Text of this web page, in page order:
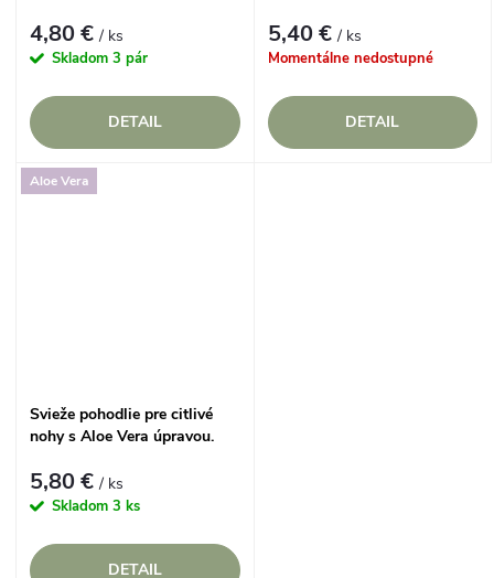
4,80 €/ ks
Skladom 3 pár
DETAIL
5,40 €/ ks
Momentálne nedostupné
DETAIL
Aloe Vera
Svieže pohodlie pre citlivé
nohy s Aloe Vera úpravou.
5,80 €/ ks
Skladom 3 ks
DETAIL